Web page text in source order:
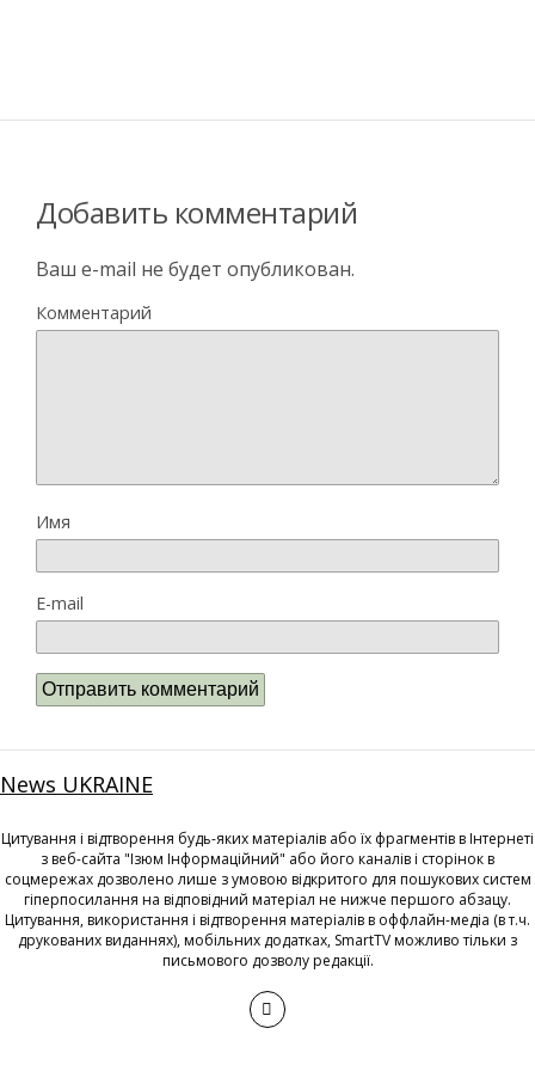
Добавить комментарий
Ваш e-mail не будет опубликован.
Комментарий
Имя
E-mail
News UKRAINE
Цитування і відтворення будь-яких матеріалів або їх фрагментів в Інтернеті
з веб-сайта "Ізюм Інформаційний" або його каналів і сторінок в
соцмережах дозволено лише з умовою відкритого для пошукових систем
гіперпосилання на відповідний матеріал не нижче першого абзацу.
Цитування, використання і відтворення матеріалів в оффлайн-медіа (в т.ч.
друкованих виданнях), мобільних додатках, SmartTV можливо тільки з
письмового дозволу редакції.